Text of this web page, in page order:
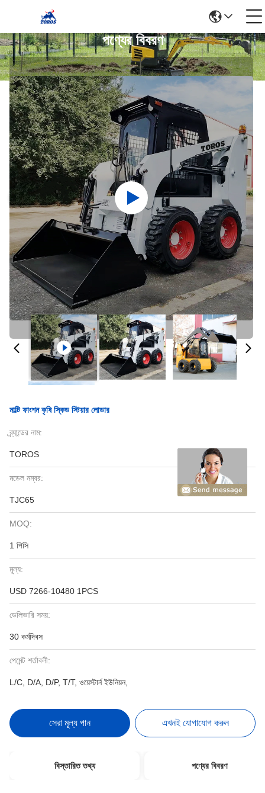
পণ্যের বিবরণ
মাল্টি ফাংশন কৃষি স্কিড স্টিয়ার লোডার
ব্র্যান্ডের নাম:
TOROS
মডেল নম্বর:
TJC65
MOQ:
1 পিসি
মূল্য:
USD 7266-10480 1PCS
ডেলিভারি সময়:
30 কর্মদিবস
পেমেন্ট শর্তাবলী:
L/C, D/A, D/P, T/T, ওয়েস্টার্ন ইউনিয়ন,
সেরা মূল্য পান এখনই যোগাযোগ করুন
বিস্তারিত তথ্য পণ্যের বিবরণ